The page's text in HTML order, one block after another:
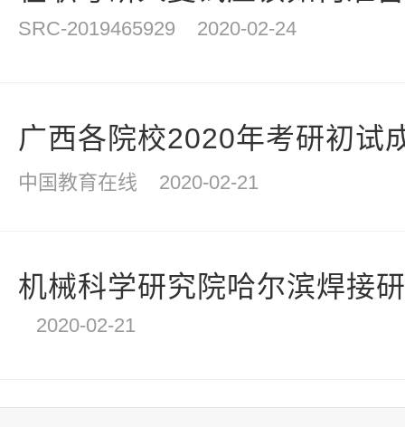
SRC-2019465929 2020-02-24
广西各院校2020年考研初试
中国教育在线 2020-02-21
机械科学研究院哈尔滨焊接
2020-02-21